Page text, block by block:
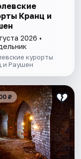
Кранц и
2026 •
курорты
и Раушен
₽